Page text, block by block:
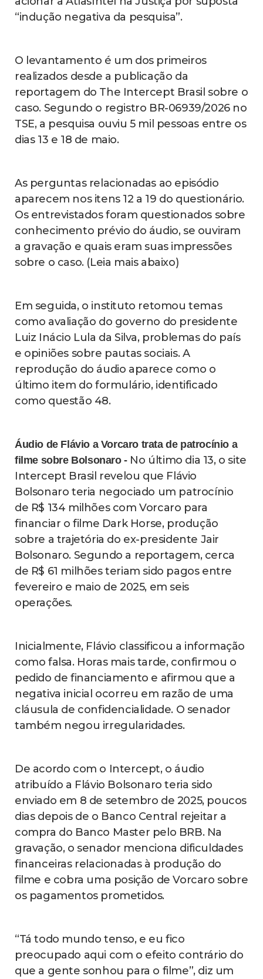
“indução negativa da pesquisa”.
O levantamento é um dos primeiros
realizados desde a publicação da
reportagem do The Intercept Brasil sobre o
caso. Segundo o registro BR-06939/2026 no
TSE, a pesquisa ouviu 5 mil pessoas entre os
dias 13 e 18 de maio.
As perguntas relacionadas ao episódio
aparecem nos itens 12 a 19 do questionário.
Os entrevistados foram questionados sobre
conhecimento prévio do áudio, se ouviram
a gravação e quais eram suas impressões
sobre o caso. (Leia mais abaixo)
Em seguida, o instituto retomou temas
como avaliação do governo do presidente
Luiz Inácio Lula da Silva, problemas do país
e opiniões sobre pautas sociais. A
reprodução do áudio aparece como o
último item do formulário, identificado
como questão 48.
Áudio de Flávio a Vorcaro trata de patrocínio a
filme sobre Bolsonaro - No último dia 13, o site
Intercept Brasil revelou que Flávio
Bolsonaro teria negociado um patrocínio
de R$ 134 milhões com Vorcaro para
financiar o filme Dark Horse, produção
sobre a trajetória do ex-presidente Jair
Bolsonaro. Segundo a reportagem, cerca
de R$ 61 milhões teriam sido pagos entre
fevereiro e maio de 2025, em seis
operações.
Inicialmente, Flávio classificou a informação
como falsa. Horas mais tarde, confirmou o
pedido de financiamento e afirmou que a
negativa inicial ocorreu em razão de uma
cláusula de confidencialidade. O senador
também negou irregularidades.
De acordo com o Intercept, o áudio
atribuído a Flávio Bolsonaro teria sido
enviado em 8 de setembro de 2025, poucos
dias depois de o Banco Central rejeitar a
compra do Banco Master pelo BRB. Na
gravação, o senador menciona dificuldades
financeiras relacionadas à produção do
filme e cobra uma posição de Vorcaro sobre
os pagamentos prometidos.
“Tá todo mundo tenso, e eu fico
preocupado aqui com o efeito contrário do
que a gente sonhou para o filme”, diz um